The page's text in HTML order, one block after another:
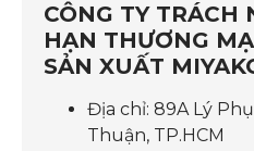
CÔNG TY TRÁCH
HẠN THƯƠNG
SẢN XUẤT
Địa chỉ: 89A Lý
Thuận, TP.HCM